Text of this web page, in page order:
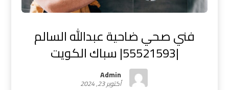
فني صحي ضاحية عبدالله السالم
|55521593| سباك الكويت
Admin
أكتوبر 23, 2024